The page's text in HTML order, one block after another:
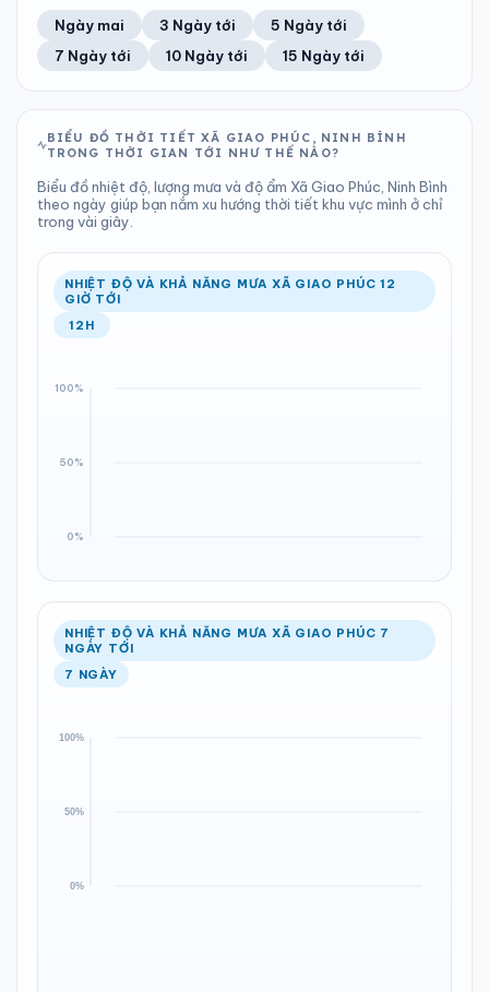
26°C 100%
Khả năng mưa
1.05 mm
Tổng cả ngày
1000 hPa
Bình thường
13
Chỉ số UV
Tốt
Ước lượng
26°C
Ổn định
20%
Khả năng mưa
Trung bình ngày Tốc độ gió
TIA UV TẦM NHÌN
LƯỢNG MƯA
0 mm
Tổng cả ngày
ÁP SUẤT
999 hPa
Bình thường
Ổn định Khả năng mưa
Ngày mai 3 Ngày tới
5 Ngày tới
7 Ngày tới
10 Ngày tới 15 Ngày tới
BIỂU ĐỒ THỜI TIẾT XÃ GIAO PHÚC, NINH BÌNH
TRONG THỜI GIAN TỚI NHƯ THẾ NÀO?
Biểu đồ nhiệt độ, lượng mưa và độ ẩm Xã Giao Phúc, Ninh Bình
theo ngày giúp bạn nắm xu hướng thời tiết khu vực mình ở chỉ
trong vài giây.
NHIỆT ĐỘ VÀ KHẢ NĂNG MƯA XÃ GIAO PHÚC 12
GIỜ TỚI
12H
NHIỆT ĐỘ VÀ KHẢ NĂNG MƯA XÃ GIAO PHÚC 7
NGÀY TỚI
7 NGÀY